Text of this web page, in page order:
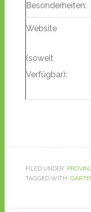
Besonderheiten:
Website
(soweit
Verfügbar):
FILED UNDER:
TAGGED WITH: